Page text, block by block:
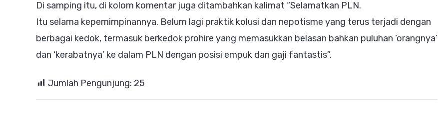
Di samping itu, di kolom komentar juga ditambahkan kalimat “Selamatkan PLN.
Itu selama kepemimpinannya. Belum lagi praktik kolusi dan nepotisme yang terus terjadi dengan
berbagai kedok, termasuk berkedok prohire yang memasukkan belasan bahkan puluhan ‘orangnya’
dan ‘kerabatnya’ ke dalam PLN dengan posisi empuk dan gaji fantastis”.
Jumlah Pengunjung: 25